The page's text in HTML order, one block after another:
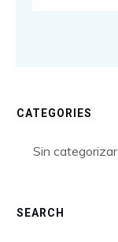
CATEGORIES
Sin categorizar
SEARCH